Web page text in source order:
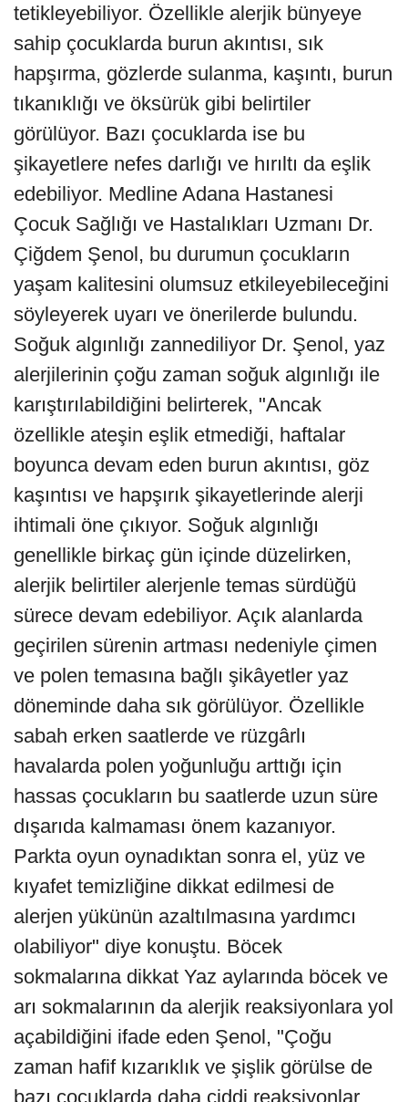
tetikleyebiliyor. Özellikle alerjik bünyeye
sahip çocuklarda burun akıntısı, sık
hapşırma, gözlerde sulanma, kaşıntı, burun
tıkanıklığı ve öksürük gibi belirtiler
görülüyor. Bazı çocuklarda ise bu
şikayetlere nefes darlığı ve hırıltı da eşlik
edebiliyor. Medline Adana Hastanesi
Çocuk Sağlığı ve Hastalıkları Uzmanı Dr.
Çiğdem Şenol, bu durumun çocukların
yaşam kalitesini olumsuz etkileyebileceğini
söyleyerek uyarı ve önerilerde bulundu.
Soğuk algınlığı zannediliyor Dr. Şenol, yaz
alerjilerinin çoğu zaman soğuk algınlığı ile
karıştırılabildiğini belirterek, "Ancak
özellikle ateşin eşlik etmediği, haftalar
boyunca devam eden burun akıntısı, göz
kaşıntısı ve hapşırık şikayetlerinde alerji
ihtimali öne çıkıyor. Soğuk algınlığı
genellikle birkaç gün içinde düzelirken,
alerjik belirtiler alerjenle temas sürdüğü
sürece devam edebiliyor. Açık alanlarda
geçirilen sürenin artması nedeniyle çimen
ve polen temasına bağlı şikâyetler yaz
döneminde daha sık görülüyor. Özellikle
sabah erken saatlerde ve rüzgârlı
havalarda polen yoğunluğu arttığı için
hassas çocukların bu saatlerde uzun süre
dışarıda kalmaması önem kazanıyor.
Parkta oyun oynadıktan sonra el, yüz ve
kıyafet temizliğine dikkat edilmesi de
alerjen yükünün azaltılmasına yardımcı
olabiliyor" diye konuştu. Böcek
sokmalarına dikkat Yaz aylarında böcek ve
arı sokmalarının da alerjik reaksiyonlara yol
açabildiğini ifade eden Şenol, "Çoğu
zaman hafif kızarıklık ve şişlik görülse de
bazı çocuklarda daha ciddi reaksiyonlar